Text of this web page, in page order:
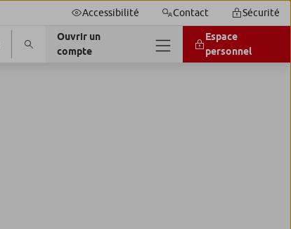
Accessibilité Contact Sécurité
Ouvrir un
compte
Espace
personnel